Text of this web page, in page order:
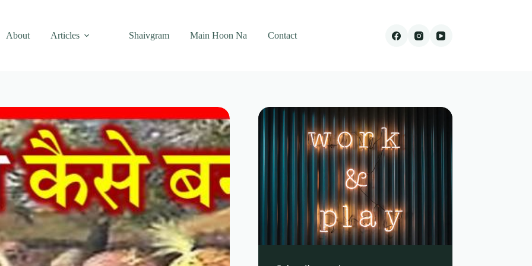
About Articles Shaivgram Main Hoon Na Contact